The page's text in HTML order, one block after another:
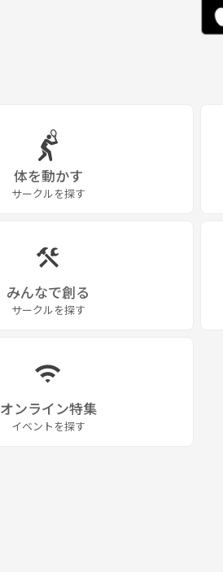
体を動かす
サークルを探す
みんなで創る
サークルを探す
オンライン特集
イベントを探す